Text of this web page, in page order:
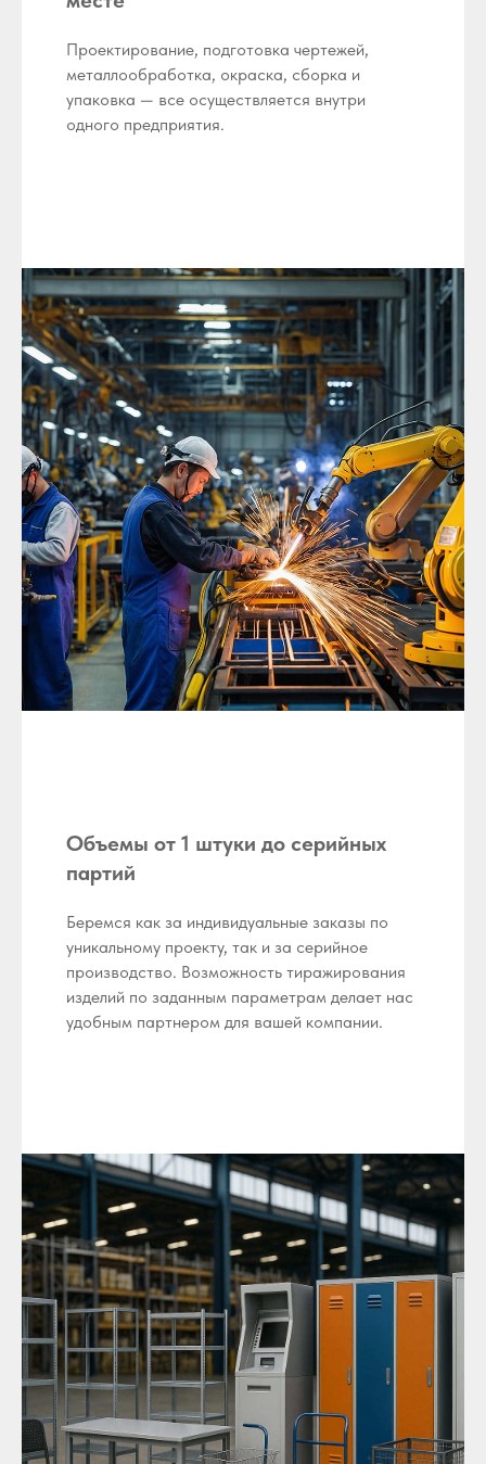
Проектирование, подготовка чертежей,
металлообработка, окраска, сборка и
упаковка — все осуществляется внутри
одного предприятия.
Объемы от 1 штуки до серийных
партий
Беремся как за индивидуальные заказы по
уникальному проекту, так и за серийное
производство. Возможность тиражирования
изделий по заданным параметрам делает нас
удобным партнером для вашей компании.